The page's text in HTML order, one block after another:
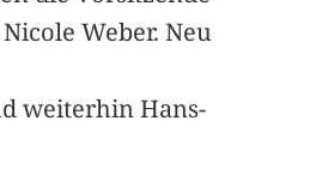
Weber. Neu
weiterhin Hans-